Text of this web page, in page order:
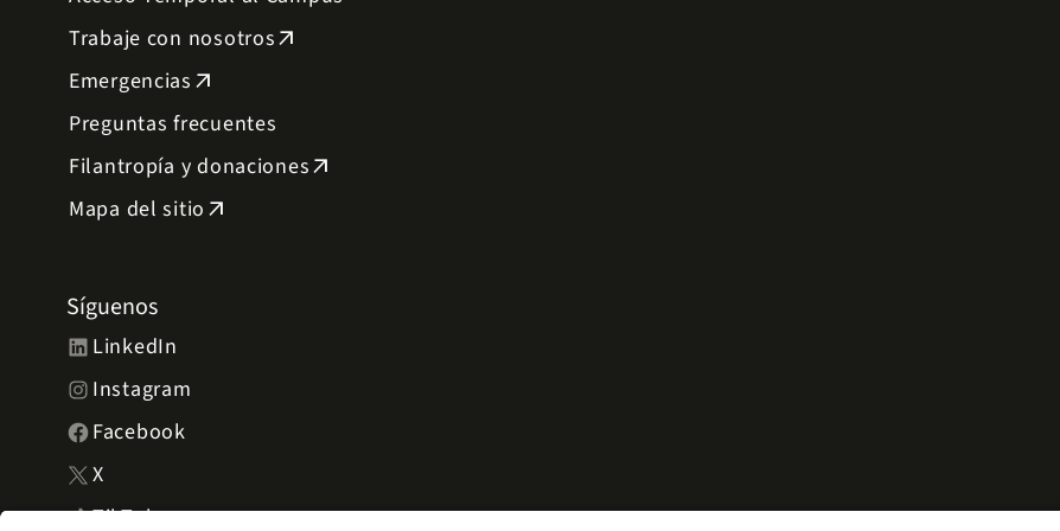
Trabaje con nosotrosarrow_outward
Emergencias arrow_outward
Preguntas frecuentes
Filantropía y donacionesarrow_outward
Mapa del sitio arrow_outward
Síguenos
LinkedIn
Instagram
Facebook
X
TikTok